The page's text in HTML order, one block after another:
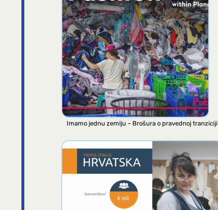
Imamo jednu zemlju – Brošura o pravednoj tranziciji